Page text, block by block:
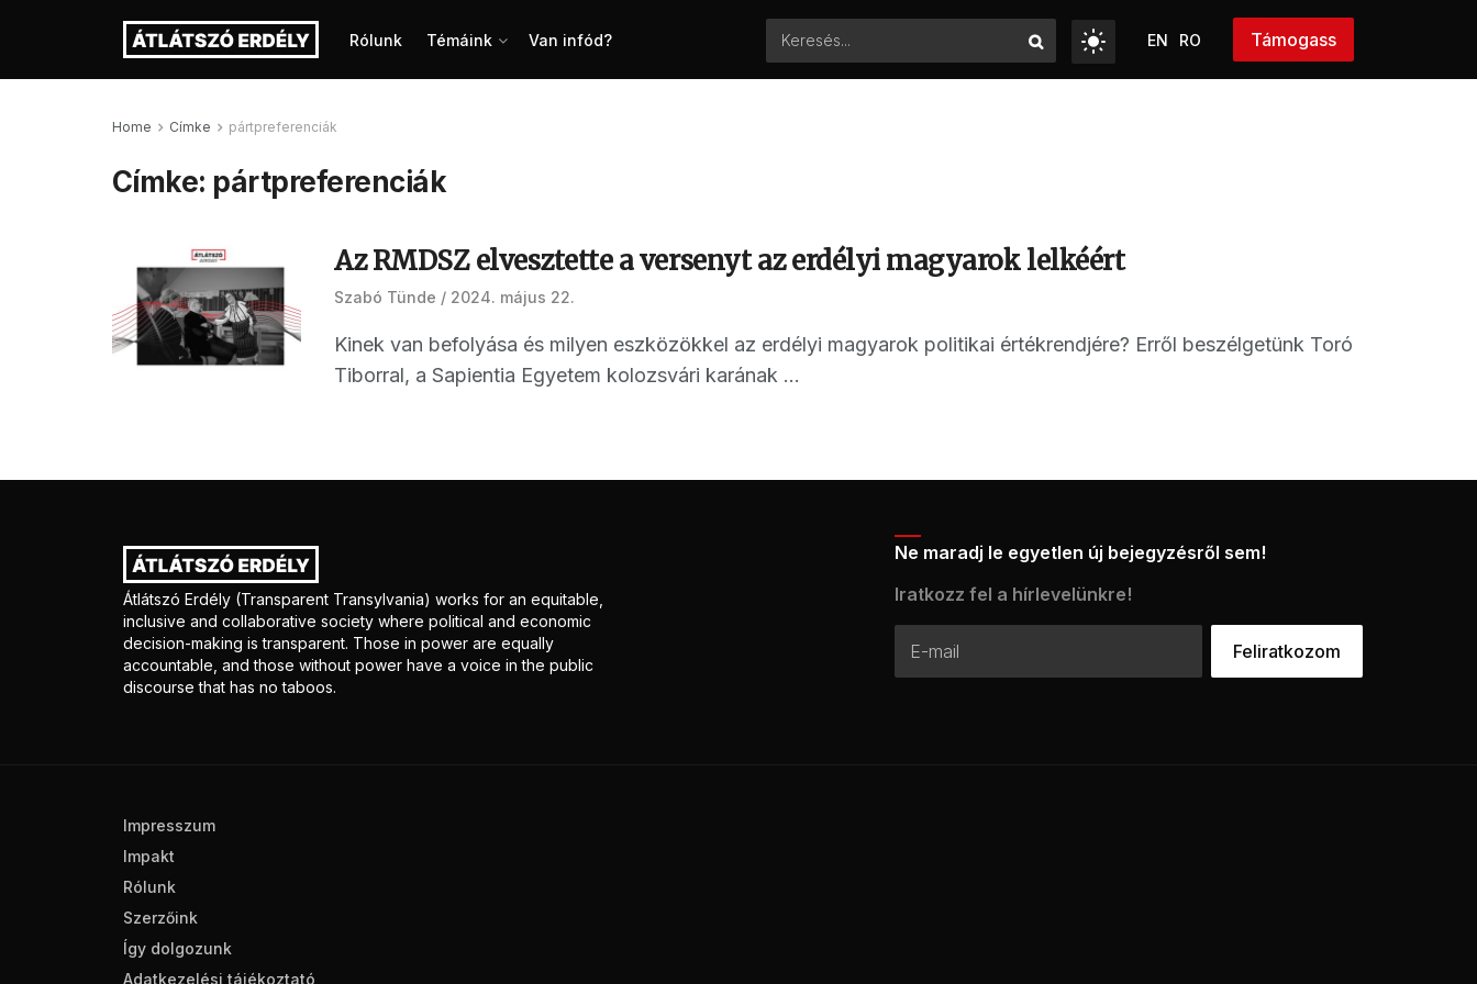
Rólunk Témáink Van infód? EN RO Támogass
Home Címke pártpreferenciák
Címke: pártpreferenciák
Az RMDSZ elvesztette a versenyt az erdélyi magyarok lelkéért
Szabó Tünde 2024. május 22.
Kinek van befolyása és milyen eszközökkel az erdélyi magyarok politikai értékrendjére? Erről beszélgetünk Toró
Tiborral, a Sapientia Egyetem kolozsvári karának ...
Átlátszó Erdély (Transparent Transylvania) works for an equitable,
inclusive and collaborative society where political and economic
decision-making is transparent. Those in power are equally
accountable, and those without power have a voice in the public
discourse that has no taboos.
Ne maradj le egyetlen új bejegyzésről sem!
Iratkozz fel a hírlevelünkre!
Impresszum
Impakt
Rólunk
Szerzőink
Így dolgozunk
Adatkezelési tájékoztató